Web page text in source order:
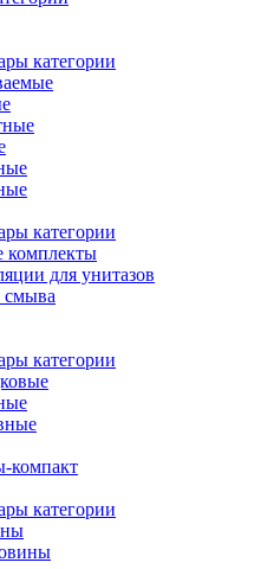
категории
категории
комплекты
для унитазов
категории
компакт
категории